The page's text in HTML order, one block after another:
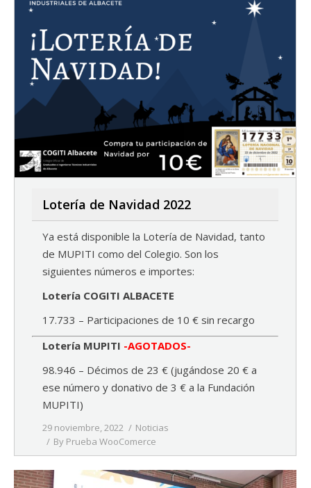
Lotería de Navidad 2022
Ya está disponible la Lotería de Navidad, tanto
de MUPITI como del Colegio. Son los
siguientes números e importes:
Lotería COGITI ALBACETE
17.733 – Participaciones de 10 € sin recargo
Lotería MUPITI -AGOTADOS-
98.946 – Décimos de 23 € (jugándose 20 € a
ese número y donativo de 3 € a la Fundación
MUPITI)
29 noviembre, 2022
Noticias
By Prueba WooComerce